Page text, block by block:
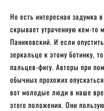
Но есть интересная задумка
скрывает утраченную кем-то
Паниковский. И если
зеркальце к этому ботинку,
пальцев-фигу. Авторы при
обычных прохожих
вот молодые люди в наше
этого положения. Они